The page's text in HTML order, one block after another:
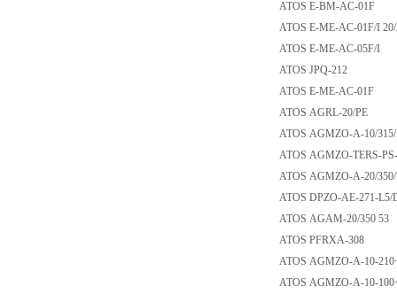
ATOS E-BM-AC-
ATOS E-ME-AC-
ATOS E-ME-AC-
ATOS JPQ-212
ATOS E-ME-AC-
ATOS AGRL-20/
ATOS AGMZO-A-
ATOS AGMZO-
ATOS AGMZO-A-
ATOS DPZO-AE-
ATOS AGAM-20/
ATOS PFRXA-308
ATOS AGMZO-A-
ATOS AGMZO-A-